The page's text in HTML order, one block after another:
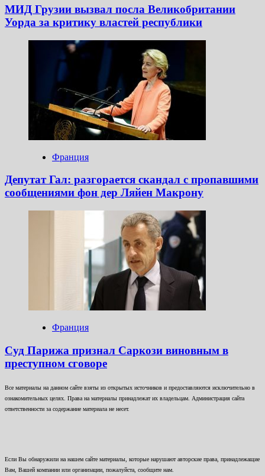
МИД Грузии вызвал посла Великобритании
Уорда за критику властей республики
Франция
Депутат Гал: разгорается скандал с пропавшими
сообщениями фон дер Ляйен Макрону
Франция
Суд Парижа признал Саркози виновным в
преступном сговоре
Все материалы на данном сайте взяты из открытых источников и предоставляются исключительно в
ознакомительных целях. Права на материалы принадлежат их владельцам. Администрация сайта
ответственности за содержание материала не несет.
Если Вы обнаружили на нашем сайте материалы, которые нарушают авторские права, принадлежащие
Вам, Вашей компании или организации, пожалуйста, сообщите нам.